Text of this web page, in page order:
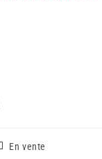
En vente